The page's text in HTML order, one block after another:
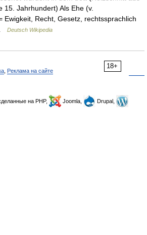
15. Jahrhundert) Als Ehe (v.
Ewigkeit, Recht, Gesetz, rechtssprachlich
Deutsch Wikipedia
18+
Реклама на сайте
сделанные на PHP, Joomla,
Drupal,